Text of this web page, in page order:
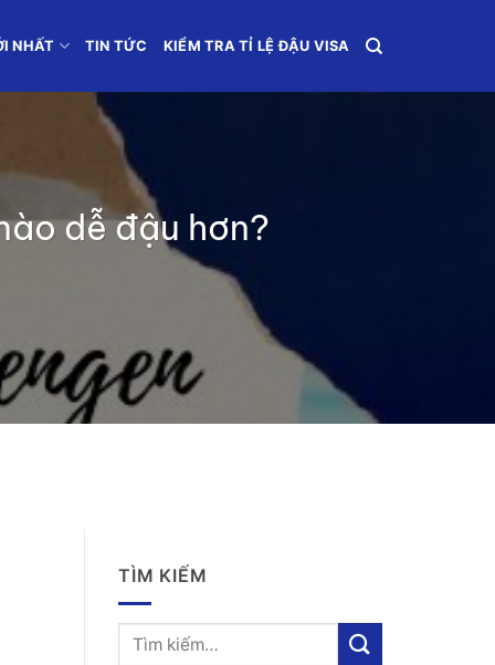
NHẤT TIN TỨC KIỂM TRA TỈ LỆ ĐẬU VISA
dễ đậu hơn?
TÌM KIẾM